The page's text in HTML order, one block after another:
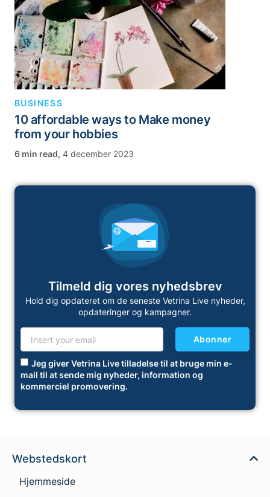
BUSINESS
10 affordable ways to Make money
from your hobbies
, 4 december 2023
Tilmeld dig vores nyhedsbrev
Hold dig opdateret om de seneste Vetrina Live nyheder,
opdateringer og kampagner.
Jeg giver Vetrina Live tilladelse til at bruge min e-
mail til at sende mig nyheder, information og
kommerciel promovering.
Abonner
Webstedskort
Hjemmeside